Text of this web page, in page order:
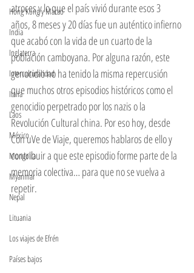
Hong Kong y Macao
India
Inglaterra
Interculturalidad
Italia
Laos
México
Mongolia
Myanmar
Nepal
Lituania
Los viajes de Efrén
Países bajos
atroces y lo que el país vivió durante esos 3
años, 8 meses y 20 días fue un auténtico infierno
que acabó con la vida de un cuarto de la
población camboyana. Por alguna razón, este
genocidio no ha tenido la misma repercusión
que muchos otros episodios históricos como el
genocidio perpetrado por los nazis o la
Revolución Cultural china. Por eso hoy, desde
Con uVe de Viaje, queremos hablaros de ello y
contribuir a que este episodio forme parte de la
memoria colectiva… para que no se vuelva a
repetir.